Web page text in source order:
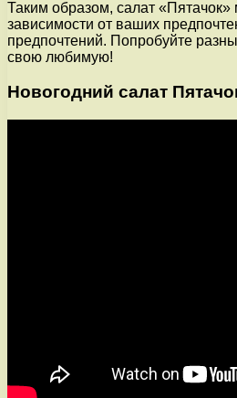
Таким образом, салат
зависимости от ваших
предпочтений. Попробуйте
свою любимую!
Новогодний салат